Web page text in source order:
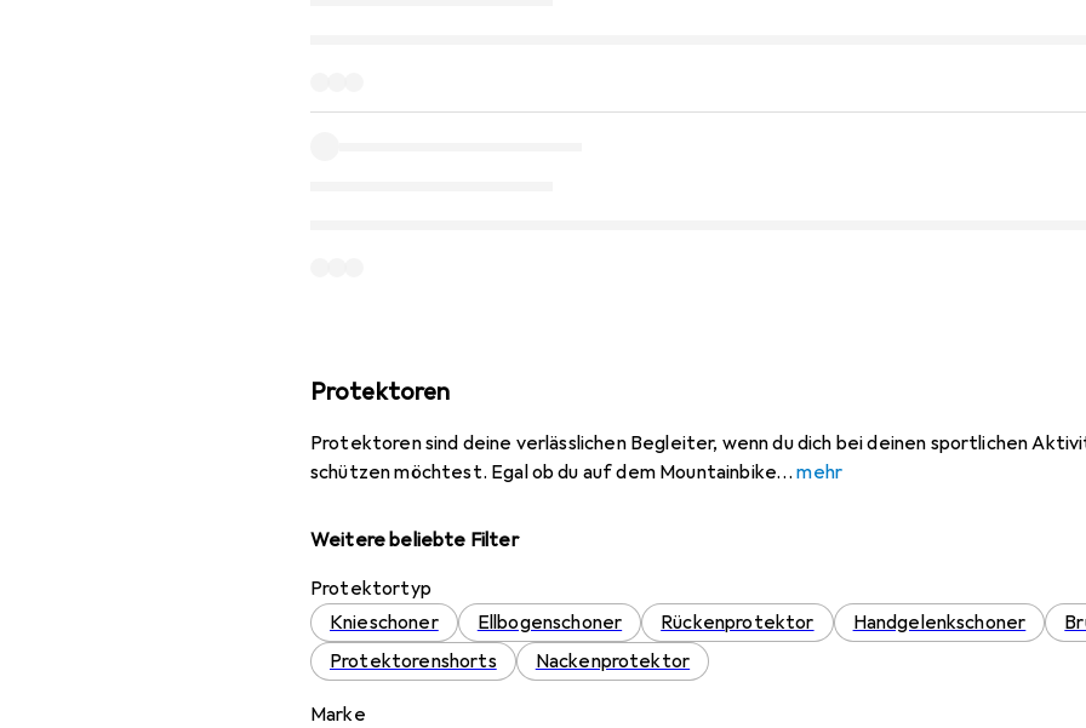
Protektoren
Protektoren sind deine verlässlichen Begleiter, wenn du dich bei deinen sportlichen
schützen möchtest. Egal ob du auf dem Mountainbike
mehr
Weitere beliebte Filter
Protektortyp
Knieschoner
Ellbogenschoner Rückenprotektor Handgelenkschoner
Protektorenshorts
Nackenprotektor
Marke